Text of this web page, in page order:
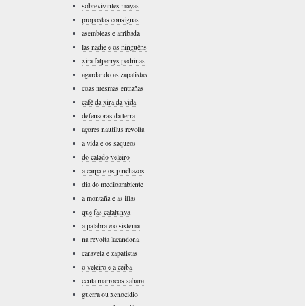
sobrevivintes mayas
propostas consignas
asembleas e arribada
las nadie e os ninguéns
xira falperrys pedriñas
agardando as zapatistas
coas mesmas entrañas
café da xira da vida
defensoras da terra
açores nautilus revolta
a vida e os saqueos
do calado veleiro
a carpa e os pinchazos
dia do medioambiente
a montaña e as illas
que fas catalunya
a palabra e o sistema
na revolta lacandona
caravela e zapatistas
o veleiro e a ceiba
ceuta marrocos sahara
guerra ou xenocidio